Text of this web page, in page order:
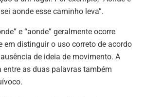
aonde esse caminho leva”.
e “aonde” geralmente ocorre
em distinguir o uso correto de acordo
de ideia de movimento. A
as duas palavras também